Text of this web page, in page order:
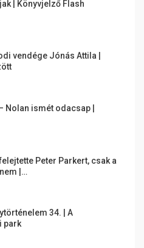
| Könyvjelző Flash
vendége Jónás Attila |
Nolan ismét odacsap |
Peter Parkert, csak a
|…
34. | A
park